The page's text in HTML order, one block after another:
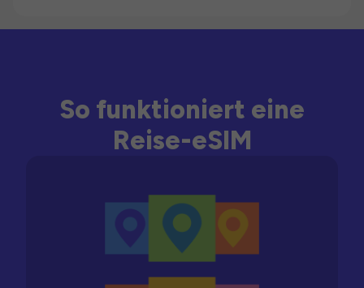
So funktioniert eine
Reise-eSIM